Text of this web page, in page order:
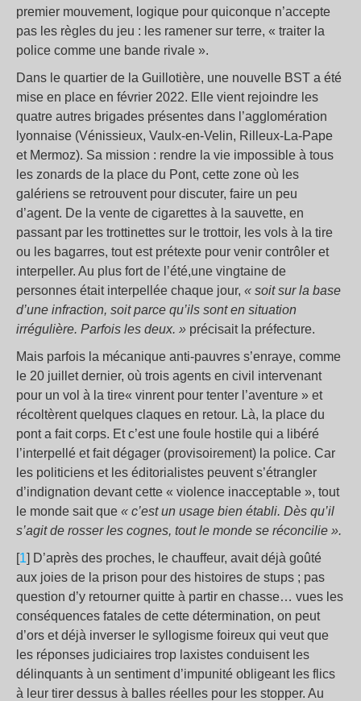
premier mouvement, logique pour quiconque n’accepte
pas les règles du jeu : les ramener sur terre, « traiter la
police comme une bande rivale ».
Dans le quartier de la Guillotière, une nouvelle BST a été
mise en place en février 2022. Elle vient rejoindre les
quatre autres brigades présentes dans l’agglomération
lyonnaise (Vénissieux, Vaulx-en-Velin, Rilleux-La-Pape
et Mermoz). Sa mission : rendre la vie impossible à tous
les zonards de la place du Pont, cette zone où les
galériens se retrouvent pour discuter, faire un peu
d’agent. De la vente de cigarettes à la sauvette, en
passant par les trottinettes sur le trottoir, les vols à la tire
ou les bagarres, tout est prétexte pour venir contrôler et
interpeller. Au plus fort de l’été,une vingtaine de
personnes était interpellée chaque jour, « soit sur la base
d’une infraction, soit parce qu’ils sont en situation
irrégulière. Parfois les deux. » précisait la préfecture.
Mais parfois la mécanique anti-pauvres s’enraye, comme
le 20 juillet dernier, où trois agents en civil intervenant
pour un vol à la tire« vinrent pour tenter l’aventure » et
récoltèrent quelques claques en retour. Là, la place du
pont a fait corps. Et c’est une foule hostile qui a libéré
l’interpellé et fait dégager (provisoirement) la police. Car
les politiciens et les éditorialistes peuvent s’étrangler
d’indignation devant cette « violence inacceptable », tout
le monde sait que « c’est un usage bien établi. Dès qu’il
s’agit de rosser les cognes, tout le monde se réconcilie ».
[1] D’après des proches, le chauffeur, avait déjà goûté
aux joies de la prison pour des histoires de stups ; pas
question d’y retourner quitte à partir en chasse… vues les
conséquences fatales de cette détermination, on peut
d’ors et déjà inverser le syllogisme foireux qui veut que
les réponses judiciaires trop laxistes conduisent les
délinquants à un sentiment d’impunité obligeant les flics
à leur tirer dessus à balles réelles pour les stopper. Au